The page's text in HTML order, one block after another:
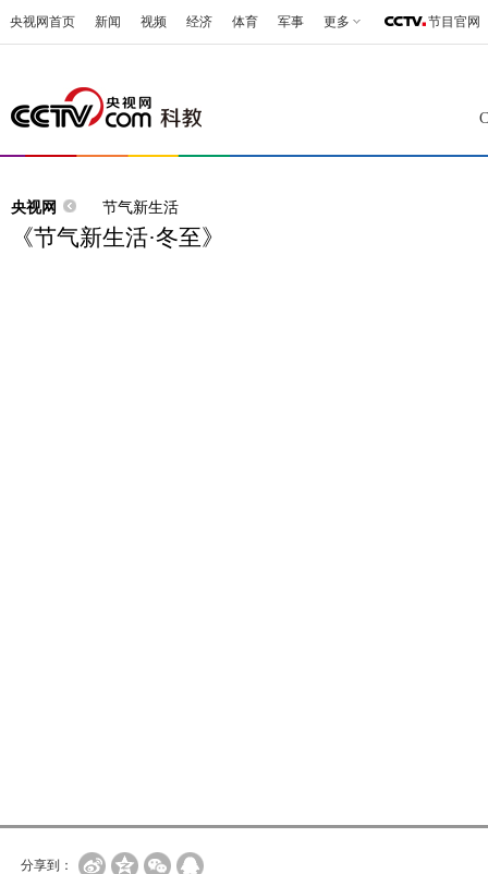
央视网首页 新闻 视频 经济 体育 军事 更多 节目官网
央视网 节气新生活
《节气新生活·冬至》
分享到：